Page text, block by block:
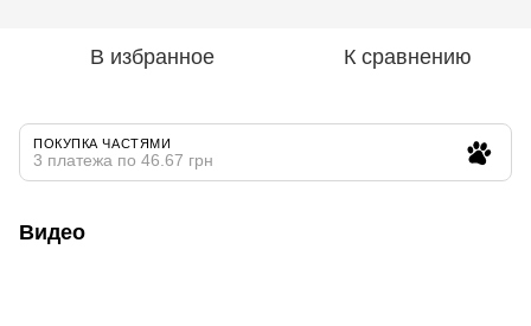
В избранное К сравнению
ПОКУПКА ЧАСТЯМИ
3 платежа по 46.67 грн
Видео